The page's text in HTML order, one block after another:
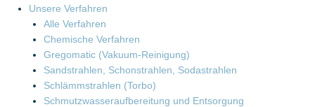
Unsere Verfahren
Alle Verfahren
Chemische Verfahren
Gregomatic (Vakuum-Reinigung)
Sandstrahlen, Schon­strahlen, Sodastrahlen
Schlämmstrahlen (Torbo)
Schmutzwasser­aufbereitung und Entsorgung